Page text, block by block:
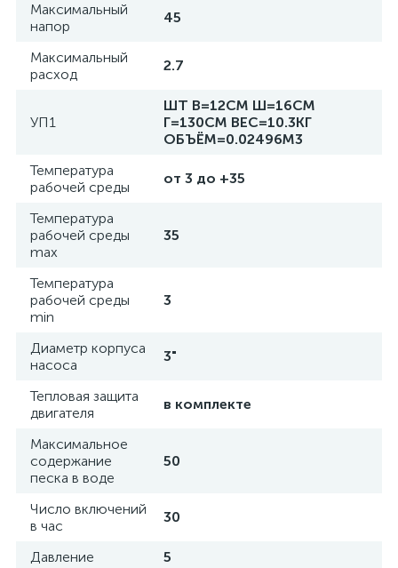
Максимальный
напор
45
Максимальный
расход
2.7
УП1
ШТ В=12СМ Ш=16СМ
Г=130СМ ВЕС=10.3КГ
ОБЪЁМ=0.02496М3
Температура
рабочей среды
от 3 до +35
Температура
рабочей среды
max
35
Температура
рабочей среды
min
3
Диаметр корпуса
насоса
3"
Тепловая защита
двигателя
в комплекте
Максимальное
содержание
песка в воде
50
Число включений
в час
30
Давление
5